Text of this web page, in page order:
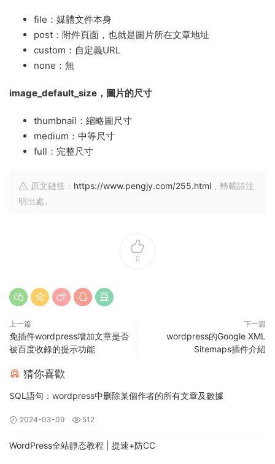
file：媒體文件本身
post：附件頁面，也就是圖片所在文章地址
custom：自定義URL
none：無
image_default_size ，圖片的尺寸
thumbnail：縮略圖尺寸
medium：中等尺寸
full：完整尺寸
原文鏈接： https://www.pengjy.com/255.html ，轉載請注
明出處。
0
上一篇
免插件wordpress增加文章是否
被百度收錄的提示功能
下一篇
wordpress的Google XML
Sitemaps插件介紹
猜你喜歡
SQL語句：wordpress中删除某個作者的所有文章及數據
2024-03-09 512
WordPress全站靜态教程 | 提速+防CC